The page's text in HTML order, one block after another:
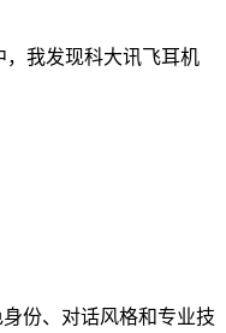
我发现科大讯飞耳机
份、对话风格和专业技